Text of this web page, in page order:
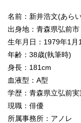
名前：新井浩文(あら
出身地：青森県弘前市
生年月日：1979年1月
年齢：38歳(執筆時)
身長：181cm
血液型：A型
学歴：青森県立弘前
現職：俳優
所属事務所：アノレ